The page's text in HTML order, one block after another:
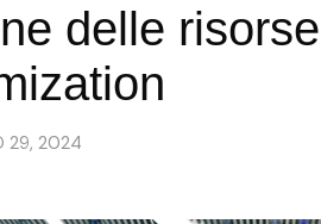
delle
29, 2024